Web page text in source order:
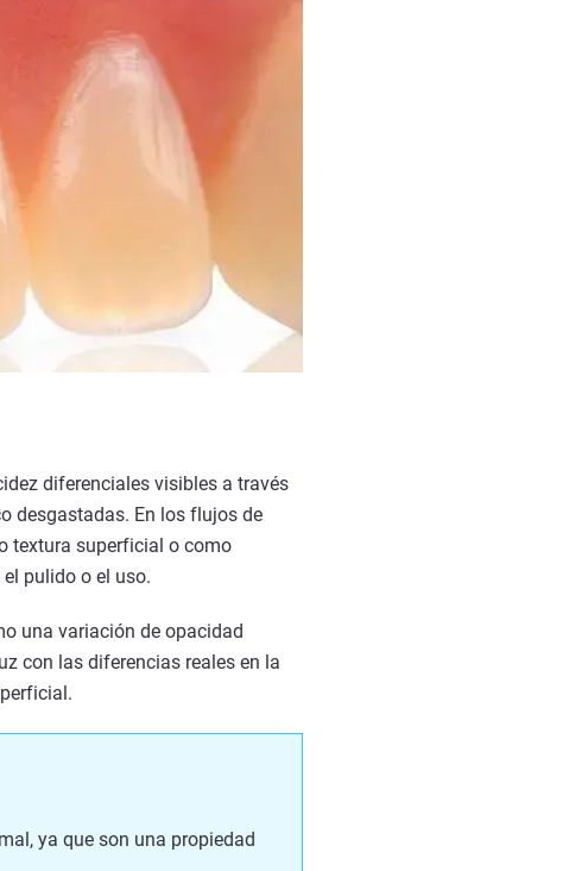
diferenciales visibles a través
desgastadas. En los flujos de
textura superficial o como
pulido o el uso.
una variación de opacidad
con las diferencias reales en la
ya que son una propiedad